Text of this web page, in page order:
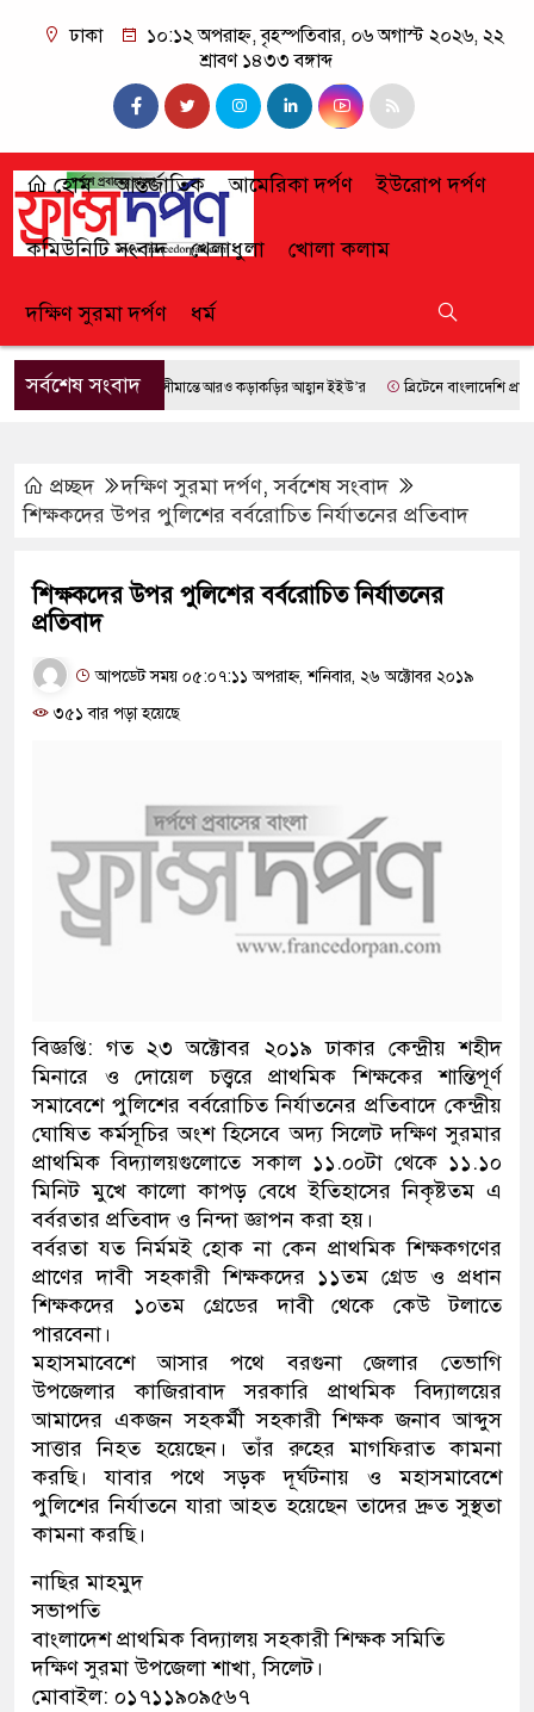
ঢাকা
১০:১২ অপরাহ্ন, বৃহস্পতিবার, ০৬ অগাস্ট ২০২৬, ২২
শ্রাবণ ১৪৩৩ বঙ্গাব্দ
হোম আন্তর্জাতিক আমেরিকা দর্পণ ইউরোপ দর্পণ
কমিউনিটি সংবাদ খেলাধুলা খোলা কলাম
দক্ষিণ সুরমা দর্পণ ধর্ম
সর্বশেষ সংবাদসীমান্তে আরও কড়াকড়ির আহ্বান ইইউ’র ব্রিটেনে বাংলাদেশি প্রায় ৭
প্রচ্ছদ দক্ষিণ সুরমা দর্পণ,সর্বশেষ সংবাদ
শিক্ষকদের উপর পুলিশের বর্বরোচিত নির্যাতনের প্রতিবাদ
শিক্ষকদের উপর পুলিশের বর্বরোচিত নির্যাতনের
প্রতিবাদ
আপডেট সময় ০৫:০৭:১১ অপরাহ্ন, শনিবার, ২৬ অক্টোবর ২০১৯
৩৫১ বার পড়া হয়েছে
বিজ্ঞপ্তি: গত ২৩ অক্টোবর ২০১৯ ঢাকার কেন্দ্রীয় শহীদ
মিনারে ও দোয়েল চত্ত্বরে প্রাথমিক শিক্ষকের শান্তিপূর্ণ
সমাবেশে পুলিশের বর্বরোচিত নির্যাতনের প্রতিবাদে কেন্দ্রীয়
ঘোষিত কর্মসূচির অংশ হিসেবে অদ্য সিলেট দক্ষিণ সুরমার
প্রাথমিক বিদ্যালয়গুলোতে সকাল ১১.০০টা থেকে ১১.১০
মিনিট মুখে কালো কাপড় বেধে ইতিহাসের নিকৃষ্টতম এ
বর্বরতার প্রতিবাদ ও নিন্দা জ্ঞাপন করা হয়।
বর্বরতা যত নির্মমই হোক না কেন প্রাথমিক শিক্ষকগণের
প্রাণের দাবী সহকারী শিক্ষকদের ১১তম গ্রেড ও প্রধান
শিক্ষকদের ১০তম গ্রেডের দাবী থেকে কেউ টলাতে
পারবেনা।
মহাসমাবেশে আসার পথে বরগুনা জেলার তেভাগি
উপজেলার কাজিরাবাদ সরকারি প্রাথমিক বিদ্যালয়ের
আমাদের একজন সহকর্মী সহকারী শিক্ষক জনাব আব্দুস
সাত্তার নিহত হয়েছেন। তাঁর রুহের মাগফিরাত কামনা
করছি। যাবার পথে সড়ক দূর্ঘটনায় ও মহাসমাবেশে
পুলিশের নির্যাতনে যারা আহত হয়েছেন তাদের দ্রুত সুস্থতা
কামনা করছি।
নাছির মাহমুদ
সভাপতি
বাংলাদেশ প্রাথমিক বিদ্যালয় সহকারী শিক্ষক সমিতি
দক্ষিণ সুরমা উপজেলা শাখা, সিলেট।
মোবাইল: ০১৭১১৯০৯৫৬৭